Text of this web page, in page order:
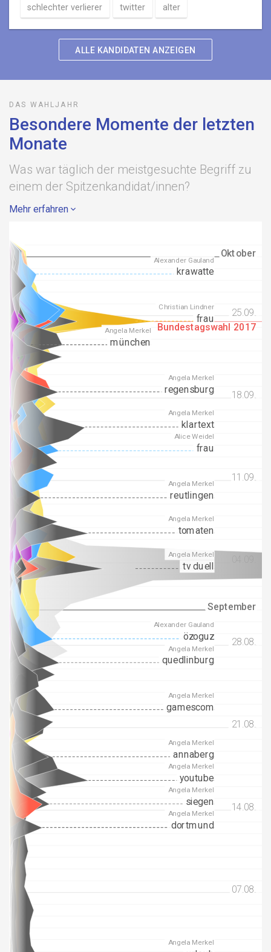
schlechter verlierer twitter alter
ALLE KANDIDATEN ANZEIGEN
DAS WAHLJAHR
Besondere Momente der letzten
Monate
Was war täglich der meistgesuchte Begriff zu
einem der Spitzenkandidat/innen?
Mehr erfahren
07.08.
07.08.
14.08.
14.08.
21.08.
21.08.
28.08.
28.08.
11.09.
11.09.
18.09.
18.09.
25.09.
25.09.
September
September
Oktober
Oktober
Bundestagswahl 2017
Angela Merkel
tv duell
Christian Lindner
frau
Alice Weidel
frau
Angela Merkel
klartext
Angela Merkel
Angela Merkel
youtube
Angela Merkel
tomaten
Alexander Gauland
krawatte
Angela Merkel
münchen
Angela Merkel
gamescom
Angela Merkel
annaberg
Alexander Gauland
özoguz
Angela Merkel
regensburg
Angela Merkel
quedlinburg
Angela Merkel
siegen
Angela Merkel
reutlingen
Angela Merkel
dortmund